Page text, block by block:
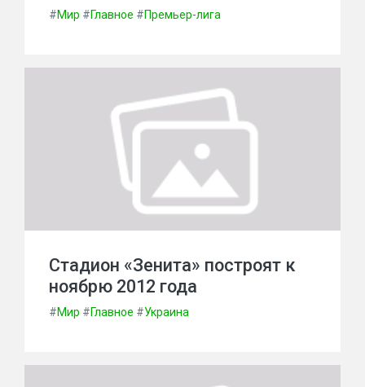
#Мир #Главное #Премьер-лига
Стадион «Зенита» построят к
ноябрю 2012 года
#Мир #Главное #Украина